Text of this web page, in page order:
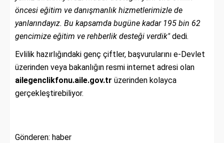
öncesi eğitim ve danışmanlık hizmetlerimizle de
yanlarındayız. Bu kapsamda bugüne kadar 195 bin 62
gencimize eğitim ve rehberlik desteği verdik"dedi.
Evlilik hazırlığındaki genç çiftler, başvurularını e-Devlet
üzerinden veya bakanlığın resmi internet adresi olan
ailegenclikfonu.aile.gov.tr üzerinden kolayca
gerçekleştirebiliyor.
Gönderen: haber